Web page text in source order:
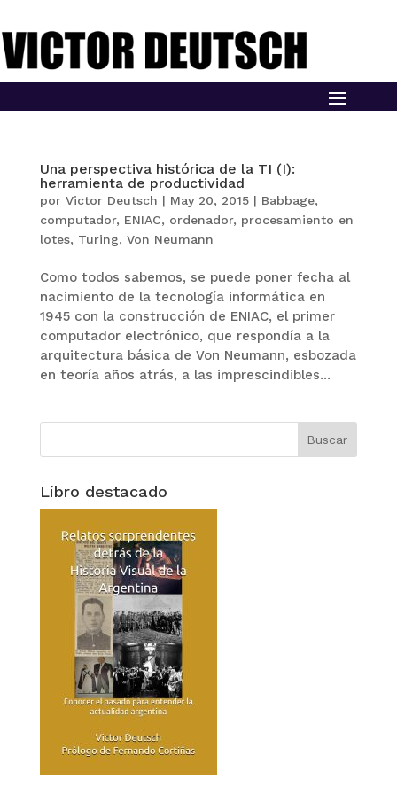
Una perspectiva histórica de la TI (I):
herramienta de productividad
por Victor Deutsch | May 20, 2015| Babbage,
computador, ENIAC, ordenador, procesamiento en
lotes, Turing, Von Neumann
Como todos sabemos, se puede poner fecha al
nacimiento de la tecnología informática en
1945 con la construcción de ENIAC, el primer
computador electrónico, que respondía a la
arquitectura básica de Von Neumann, esbozada
en teoría años atrás, a las imprescindibles...
Libro destacado